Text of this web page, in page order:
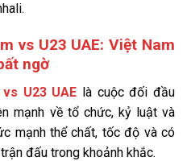
vs U23 UAE: Việt Nam
ngờ
U23 UAE là cuộc đối đầu
mạnh về tổ chức, kỷ luật và
mạnh thể chất, tốc độ và có
đấu trong khoảnh khắc.